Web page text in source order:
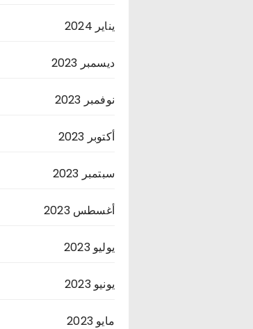
يناير 2024
ديسمبر 2023
نوفمبر 2023
أكتوبر 2023
سبتمبر 2023
أغسطس 2023
يوليو 2023
يونيو 2023
مايو 2023